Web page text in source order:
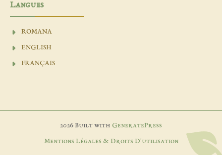
Langues
ROMANA
ENGLISH
FRANÇAIS
2026 Built with GeneratePress
Mentions Légales & Droits D'utilisation